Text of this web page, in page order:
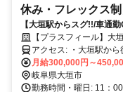
休み・フレックス制
【大垣駅からスグ!!/車通
【プラスフィール】大
月給300,000円～
岐阜県大垣市
勤務時間・曜日: 11：